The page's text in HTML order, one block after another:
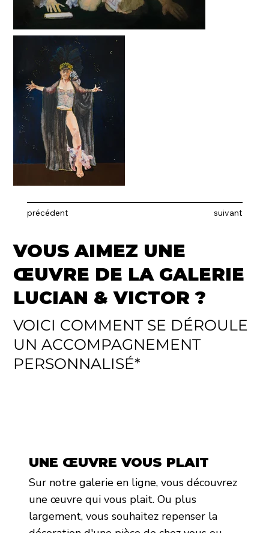
précédent suivant
VOUS AIMEZ UNE
ŒUVRE DE LA GALERIE
LUCIAN & VICTOR ?
VOICI COMMENT SE DÉROULE
UN ACCOMPAGNEMENT
PERSONNALISÉ*
UNE ŒUVRE VOUS PLAIT
Sur notre galerie en ligne, vous découvrez
une œuvre qui vous plait. Ou plus
largement, vous souhaitez repenser la